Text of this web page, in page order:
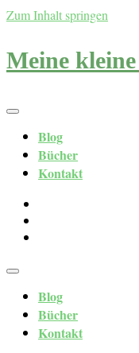
Zum Inhalt springen
Meine kleine
Blog
Bücher
Kontakt
Blog
Bücher
Kontakt